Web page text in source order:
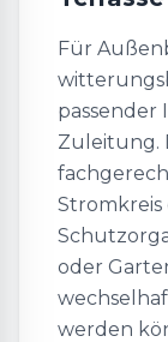
Für
passender
Zuleitung.
oder
werden